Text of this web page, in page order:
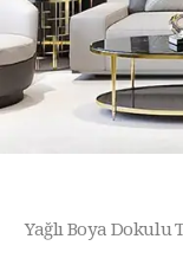
Yağlı Boya Dokulu